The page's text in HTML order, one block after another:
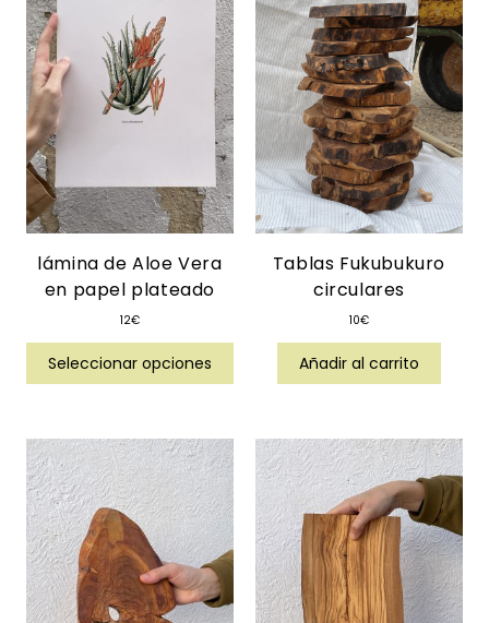
lámina de Aloe Vera
en papel plateado
12€
Seleccionar opciones
Tablas Fukubukuro
circulares
10€
Añadir al carrito